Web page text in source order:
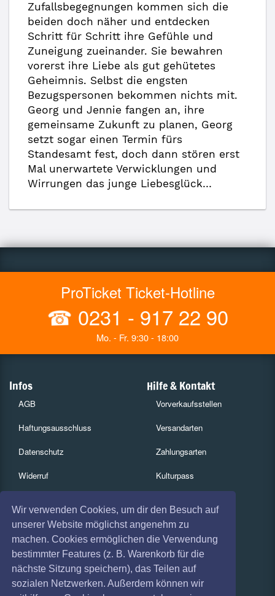
Wir verwenden Cookies, um dir den Besuch auf
unserer Website möglichst angenehm zu
machen. Cookies ermöglichen die Verwendung
bestimmter Features (z. B. Warenkorb für die
nächste Sitzung speichern), das Teilen auf
sozialen Netzwerken. Außerdem können wir
Zufallsbegegnungen kommen sich die
beiden doch näher und entdecken
Schritt für Schritt ihre Gefühle und
Zuneigung zueinander. Sie bewahren
vorerst ihre Liebe als gut gehütetes
Geheimnis. Selbst die engsten
Bezugspersonen bekommen nichts mit.
Georg und Jennie fangen an, ihre
gemeinsame Zukunft zu planen, Georg
setzt sogar einen Termin fürs
Standesamt fest, doch dann stören erst
Mal unerwartete Verwicklungen und
Wirrungen das junge Liebesglück…
ProTicket Ticket-Hotline
☎ 0231 - 917 22 90
Mo. - Fr. 9:30 - 18:00
Infos
AGB
Haftungsausschluss
Datenschutz
Widerruf
Absagen
Coronavirus (COVID 19)
Hilfe & Kontakt
Vorverkaufsstellen
Versandarten
Zahlungsarten
Kulturpass
Services
Gutscheine
Geschäftskunden
Kartenrückgabe